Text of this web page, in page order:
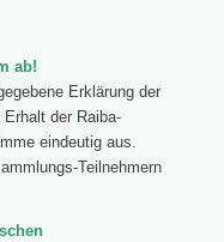
ab!
Erklärung der
der Raiba-
eindeutig aus.
Teilnehmern